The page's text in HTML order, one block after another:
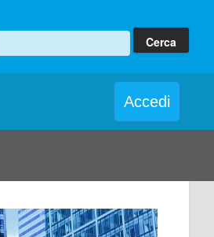
Accedi